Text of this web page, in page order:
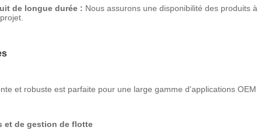
de longue durée : Nous assurons une disponibilité des produits
et robuste est parfaite pour une large gamme d'applications OEM
et de gestion de flotte